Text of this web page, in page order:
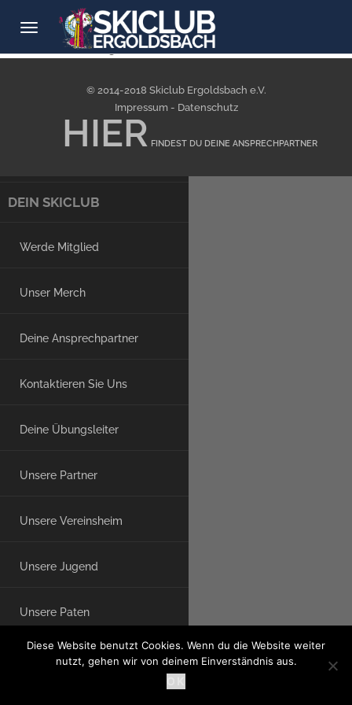
Nächste Veranstaltungen
DEIN SKICLUB
Werde Mitglied
Unser Merch
Deine Ansprechpartner
Kontaktieren Sie Uns
Deine Übungsleiter
Unsere Partner
Unsere Vereinsheim
Unsere Jugend
Unsere Paten
WINTER
Toggle
navigation
[skikurs_verwaltung]
© 2014-2018 Skiclub Ergoldsbach e.V.
Impressum - Datenschutz
HIER FINDEST DU DEINE ANSPRECHPARTNER
Diese Website benutzt Cookies. Wenn du die Website weiter
nutzt, gehen wir von deinem Einverständnis aus.